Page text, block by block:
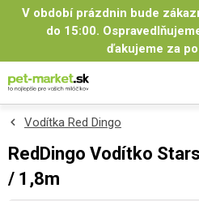
V období prázdnin bude
do 15:00.
ďakujeme za
Vodítka Red Dingo
RedDingo Vodítko
/ 1,8m